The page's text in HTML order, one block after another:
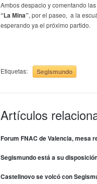
Ambos despacio y comentando
“La Mina”, por el paseo, a la
esperando ya el próximo partido.
Etiquetas: Segismundo
Artículos
Forum FNAC de Valencia, mesa
Segismundo está a su
Castellnovo se volcó con